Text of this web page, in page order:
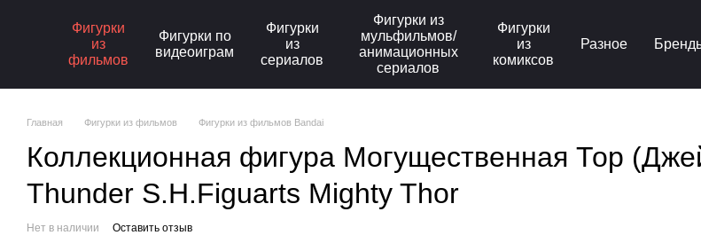
Фигурки
из
фильмов
Фигурки по
видеоиграм
Фигурки
из
сериалов
Фигурки из
мульфильмов/
анимационных
сериалов
Фигурки
из
комиксов
Разное
Главная Фигурки из фильмов Фигурки из фильмов Bandai
Коллекционная фигура Могущественная Тор
Thunder S.H.Figuarts Mighty Thor
Нет в наличии Оставить отзыв